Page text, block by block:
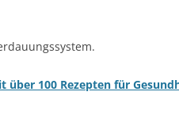
über 100 Rezepten für